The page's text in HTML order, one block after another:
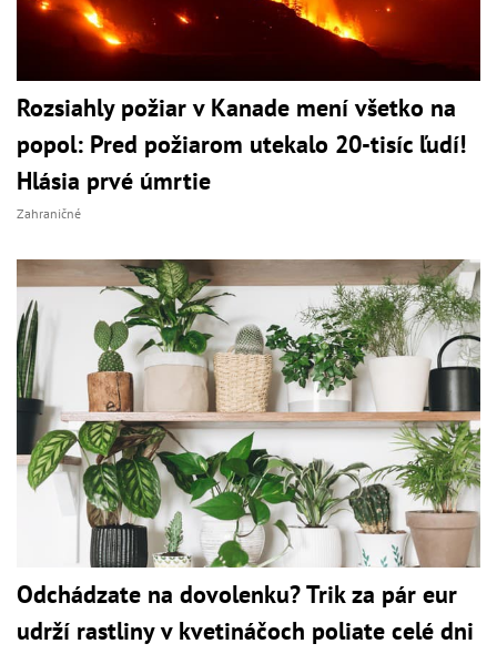
Rozsiahly požiar v Kanade mení všetko na
popol: Pred požiarom utekalo 20-tisíc ľudí!
Hlásia prvé úmrtie
Zahraničné
Odchádzate na dovolenku? Trik za pár eur
udrží rastliny v kvetináčoch poliate celé dni